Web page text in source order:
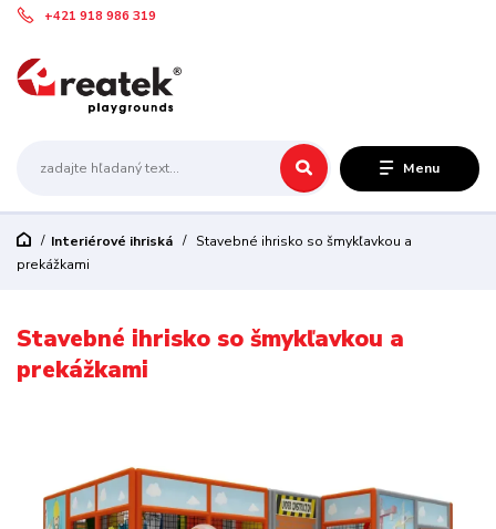
Menu
+421 918 986 319
Interiérové ihriská
Stavebné ihrisko so šmykľavkou a
prekážkami
Stavebné ihrisko so šmykľavkou a
prekážkami